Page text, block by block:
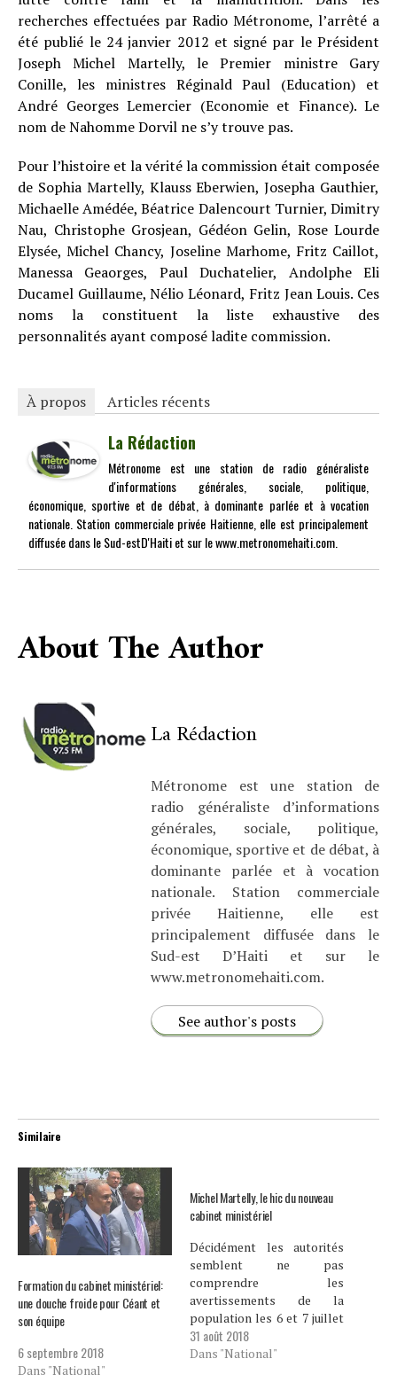
recherches effectuées par Radio Métronome, l’arrêté a
été publié le 24 janvier 2012 et signé par le Président
Joseph Michel Martelly, le Premier ministre Gary
Conille, les ministres Réginald Paul (Education) et
André Georges Lemercier (Economie et Finance). Le
nom de Nahomme Dorvil ne s’y trouve pas.
Pour l’histoire et la vérité la commission était composée
de Sophia Martelly, Klauss Eberwien, Josepha Gauthier,
Michaelle Amédée, Béatrice Dalencourt Turnier, Dimitry
Nau, Christophe Grosjean, Gédéon Gelin, Rose Lourde
Elysée, Michel Chancy, Joseline Marhome, Fritz Caillot,
Manessa Geaorges, Paul Duchatelier, Andolphe Eli
Ducamel Guillaume, Nélio Léonard, Fritz Jean Louis. Ces
noms la constituent la liste exhaustive des
personnalités ayant composé ladite commission.
À propos Articles récents
La Rédaction
Métronome est une station de radio généraliste
d'informations générales, sociale, politique,
économique, sportive et de débat, à dominante parlée et à vocation
nationale. Station commerciale privée Haitienne, elle est principalement
diffusée dans le Sud-estD'Haiti et sur le www.metronomehaiti.com.
About The Author
La Rédaction
Métronome est une station de
radio généraliste d’informations
générales, sociale, politique,
économique, sportive et de débat, à
dominante parlée et à vocation
nationale. Station commerciale
privée Haitienne, elle est
principalement diffusée dans le
Sud-est D’Haiti et sur le
www.metronomehaiti.com.
See author's posts
Similaire
Formation du cabinet ministériel:
une douche froide pour Céant et
son équipe
6 septembre 2018
Dans "National"
Michel Martelly, le hic du nouveau
cabinet ministériel
Décidément les autorités
semblent ne pas
comprendre les
avertissements de la
population les 6 et 7 juillet
dernier. Environ deux mois
après, le gouvernement
31 août 2018
Dans "National"